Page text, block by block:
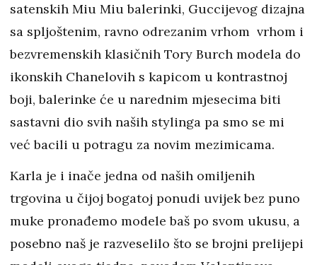
satenskih Miu Miu balerinki, Guccijevog dizajna
sa spljoštenim, ravno odrezanim vrhom vrhom i
bezvremenskih klasičnih Tory Burch modela do
ikonskih Chanelovih s kapicom u kontrastnoj
boji, balerinke će u narednim mjesecima biti
sastavni dio svih naših stylinga pa smo se mi
već bacili u potragu za novim mezimicama.
Karla je i inače jedna od naših omiljenih
trgovina u čijoj bogatoj ponudi uvijek bez puno
muke pronađemo modele baš po svom ukusu, a
posebno naš je razveselilo što se brojni prelijepi